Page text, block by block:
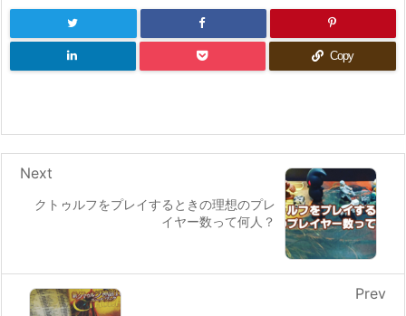
Copy
クトゥルフをプレイするときの理想のプレ
イヤー数って何人？
Next
Prev